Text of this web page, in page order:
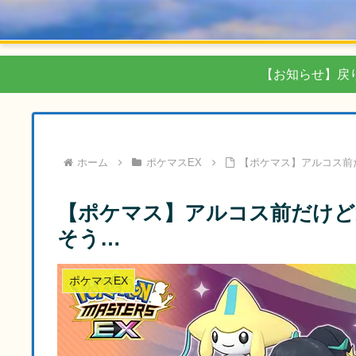
【お知らせ】
ホーム ポケマスEX 【ポケマス】アルコス
【ポケマス】アルコス前だけ
そう…
ポケマスEX